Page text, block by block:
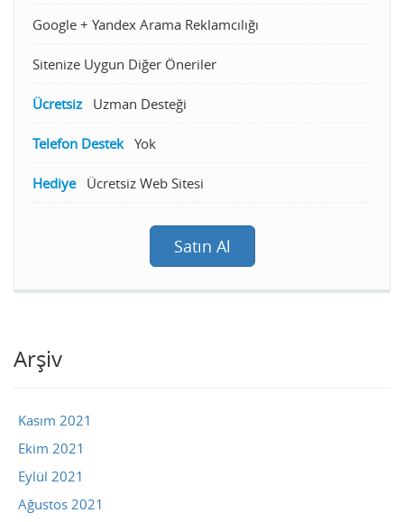
Google + Yandex Arama Reklamcılığı
Sitenize Uygun Diğer Öneriler
Ücretsiz Uzman Desteği
Telefon Destek Yok
Hediye Ücretsiz Web Sitesi
Satın Al
Arşiv
Kasım 2021
Ekim 2021
Eylül 2021
Ağustos 2021